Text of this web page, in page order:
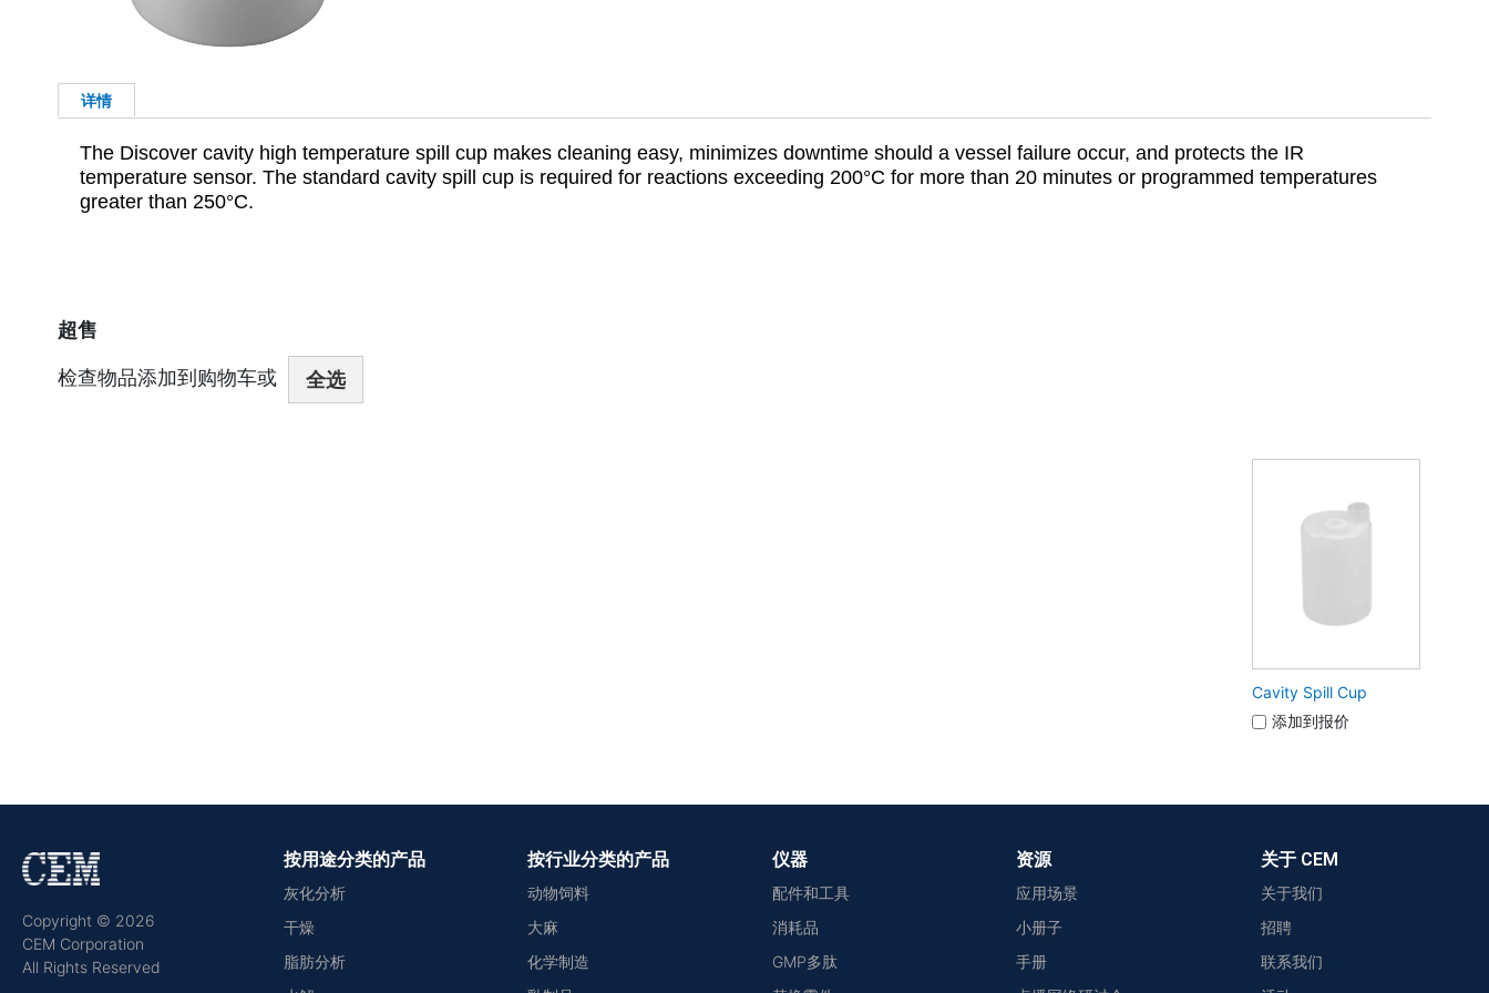
详情
The Discover cavity high temperature spill cup makes cleaning easy, minimizes downtime should a vessel failure occur, and protects the IR
temperature sensor. The standard cavity spill cup is required for reactions exceeding 200°C for more than 20 minutes or programmed temperatures
greater than 250°C.
超售
检查物品添加到购物车或 全选
Cavity Spill Cup
添加到报价
Copyright © 2026
CEM Corporation
All Rights Reserved
按用途分类的产品
灰化分析
干燥
脂肪分析
按行业分类的产品
动物饲料
大麻
化学制造
仪器
配件和工具
消耗品
GMP多肽
资源
应用场景
小册子
手册
关于 CEM
关于我们
招聘
联系我们